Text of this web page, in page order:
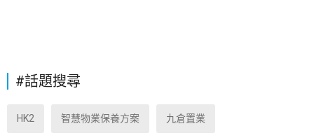
#話題搜尋
HK2 智慧物業保養方案 九倉置業